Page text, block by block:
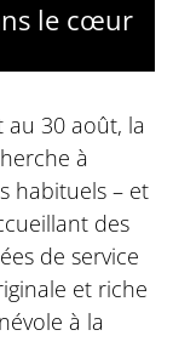
le cœur
au 30 août, la
à
habituels – et
des
de service
et riche
à la